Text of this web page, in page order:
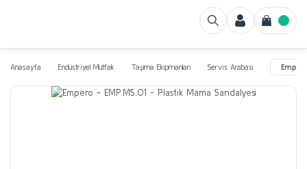
Anasayfa Endüstriyel Mutfak Taşıma Ekipmanları Servis Arabası